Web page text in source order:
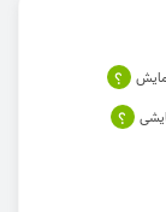
؟
؟